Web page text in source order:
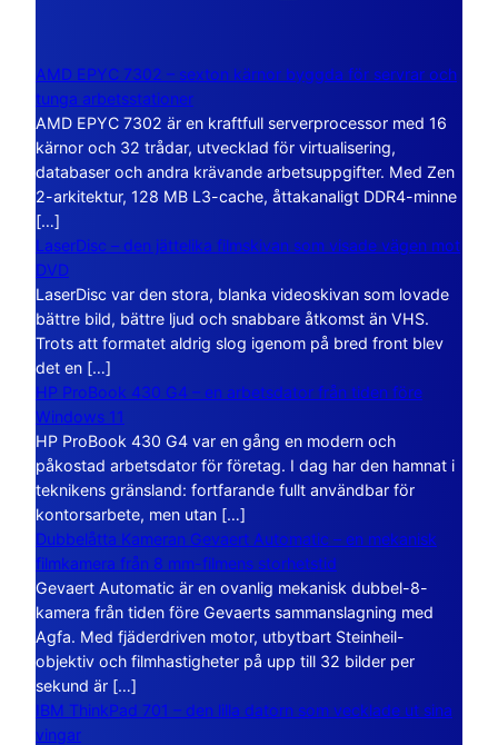
AMD EPYC 7302 – sexton kärnor byggda för servrar och
tunga arbetsstationer
AMD EPYC 7302 är en kraftfull serverprocessor med 16
kärnor och 32 trådar, utvecklad för virtualisering,
databaser och andra krävande arbetsuppgifter. Med Zen
2-arkitektur, 128 MB L3-cache, åttakanaligt DDR4-minne
[…]
LaserDisc – den jättelika filmskivan som visade vägen mot
DVD
LaserDisc var den stora, blanka videoskivan som lovade
bättre bild, bättre ljud och snabbare åtkomst än VHS.
Trots att formatet aldrig slog igenom på bred front blev
det en […]
HP ProBook 430 G4 – en arbetsdator från tiden före
Windows 11
HP ProBook 430 G4 var en gång en modern och
påkostad arbetsdator för företag. I dag har den hamnat i
teknikens gränsland: fortfarande fullt användbar för
kontorsarbete, men utan […]
Dubbelåtta Kameran Gevaert Automatic – en mekanisk
filmkamera från 8 mm-filmens storhetstid
Gevaert Automatic är en ovanlig mekanisk dubbel-8-
kamera från tiden före Gevaerts sammanslagning med
Agfa. Med fjäderdriven motor, utbytbart Steinheil-
objektiv och filmhastigheter på upp till 32 bilder per
sekund är […]
IBM ThinkPad 701 – den lilla datorn som vecklade ut sina
vingar